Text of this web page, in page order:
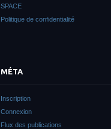
SPACE
Politique de confidentialité
MÉTA
Inscription
Connexion
Flux des publications